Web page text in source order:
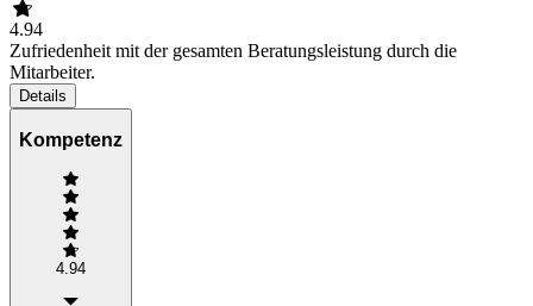
4.94
Zufriedenheit mit der gesamten Beratungsleistung durch die
Mitarbeiter.
Details
Kompetenz
4.94